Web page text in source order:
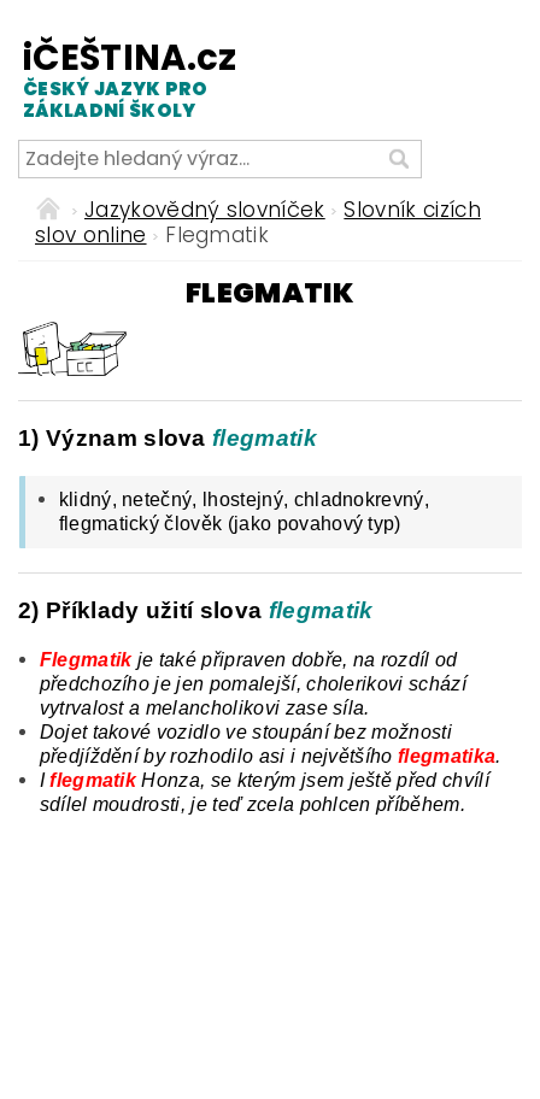
iČEŠTINA.cz
ČESKÝ JAZYK PRO
ZÁKLADNÍ ŠKOLY
Jazykovědný slovníček
Slovník cizích
slov online
Flegmatik
FLEGMATIK
1) Význam slovaflegmatik
klidný, netečný, lhostejný, chladnokrevný,
flegmatický člověk (jako povahový typ)
2) Příklady užití slova flegmatik
Flegmatik je také připraven dobře, na rozdíl od
předchozího je jen pomalejší, cholerikovi schází
vytrvalost a melancholikovi zase síla.
Dojet takové vozidlo ve stoupání bez možnosti
předjíždění by rozhodilo asi i největšího flegmatika.
I flegmatikHonza, se kterým jsem ještě před chvílí
sdílel moudrosti, je teď zcela pohlcen příběhem.